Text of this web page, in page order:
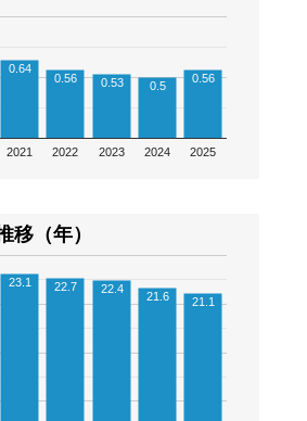
2021 2022 2023 2024 2025
0.64
0.56 0.53 0.5
0.56
移（年）
23.1 22.7 22.4
21.6 21.1